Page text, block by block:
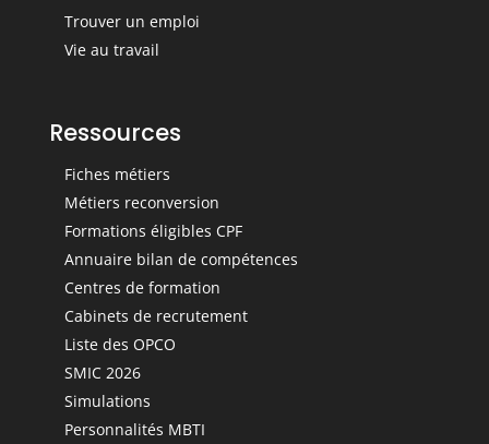
Trouver un emploi
Vie au travail
Ressources
Fiches métiers
Métiers reconversion
Formations éligibles CPF
Annuaire bilan de compétences
Centres de formation
Cabinets de recrutement
Liste des OPCO
SMIC 2026
Simulations
Personnalités MBTI